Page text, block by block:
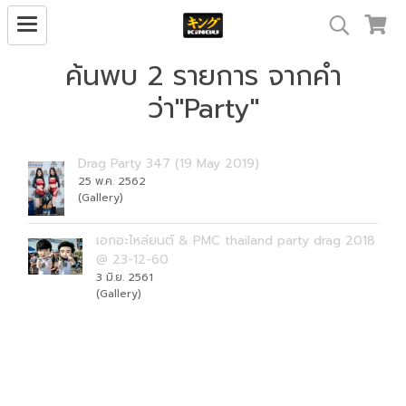
ค้นพบ 2 รายการ จากคำ
ว่า"Party"
Drag Party 347 (19 May 2019)
25 พ.ค. 2562
(Gallery)
เอกอะไหล่ยนต์ & PMC thailand party drag 2018
@ 23-12-60
3 มิ.ย. 2561
(Gallery)